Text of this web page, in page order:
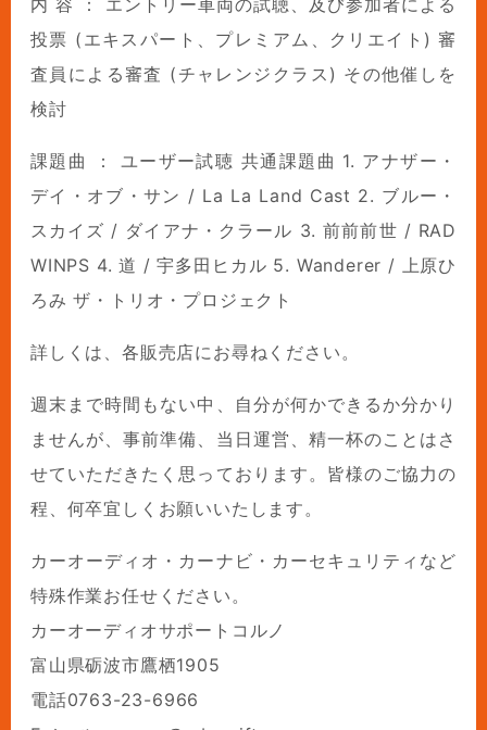
内 容 ： エントリー車両の試聴、及び参加者による
投票 (エキスパート、プレミアム、クリエイト) 審
査員による審査 (チャレンジクラス) その他催しを
検討
課題曲 ： ユーザー試聴 共通課題曲 1. アナザー・
デイ・オブ・サン / La La Land Cast 2. ブルー・
スカイズ / ダイアナ・クラール 3. 前前前世 / RAD
WINPS 4. 道 / 宇多田ヒカル 5. Wanderer / 上原ひ
ろみ ザ・トリオ・プロジェクト
詳しくは、各販売店にお尋ねください。
週末まで時間もない中、自分が何かできるか分かり
ませんが、事前準備、当日運営、精一杯のことはさ
せていただきたく思っております。皆様のご協力の
程、何卒宜しくお願いいたします。
カーオーディオ・カーナビ・カーセキュリティなど
特殊作業お任せください。
カーオーディオサポートコルノ
富山県砺波市鷹栖1905
電話0763-23-6966